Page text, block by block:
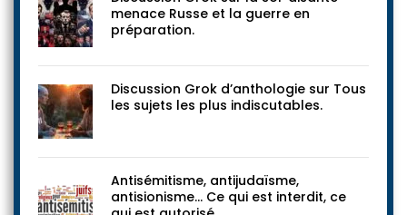
menace Russe et la guerre en
préparation.
Discussion Grok d’anthologie sur Tous
les sujets les plus indiscutables.
Antisémitisme, antijudaïsme,
antisionisme… Ce qui est interdit, ce